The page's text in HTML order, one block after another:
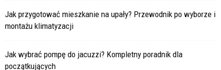
Jak przygotować mieszkanie na upały? Przewodnik po wyborze i
montażu klimatyzacji
Jak wybrać pompę do jacuzzi? Kompletny poradnik dla
początkujących